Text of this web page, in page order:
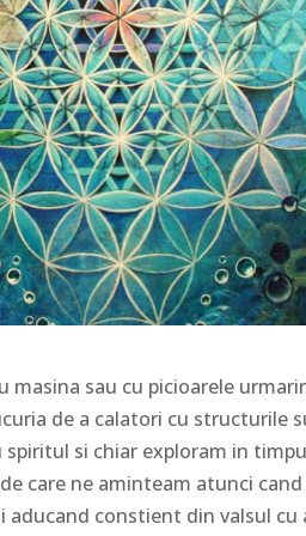
masina sau cu picioarele
de a calatori cu structurile
si chiar exploram in
care ne aminteam atunci
constient din valsul